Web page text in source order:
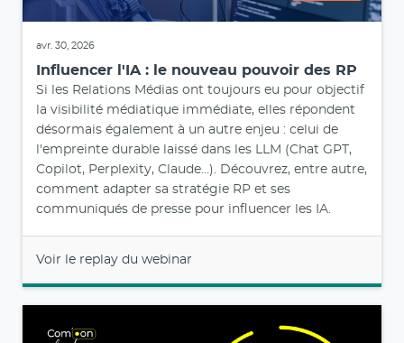
avr. 30, 2026
Influencer l'IA : le nouveau pouvoir des RP
Si les Relations Médias ont toujours eu pour objectif
la visibilité médiatique immédiate, elles répondent
désormais également à un autre enjeu : celui de
l'empreinte durable laissé dans les LLM (Chat GPT,
Copilot, Perplexity, Claude…). Découvrez, entre autre,
comment adapter sa stratégie RP et ses
communiqués de presse pour influencer les IA.
Voir le replay du webinar